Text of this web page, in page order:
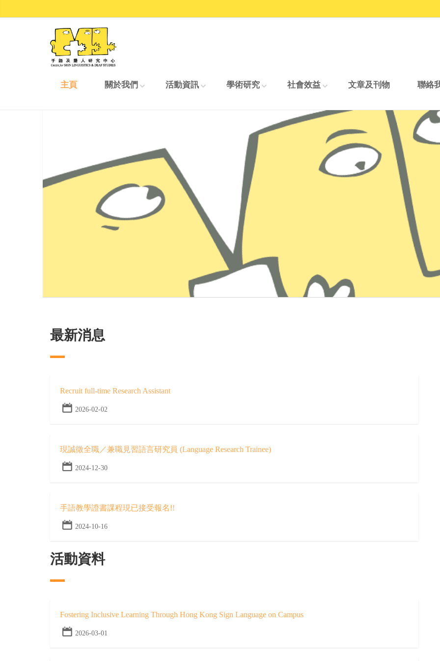
主頁 關於我們 活動資訊 學術研究 社會效益 文章及刊物 聯絡
最新消息
Recruit full-time Research Assistant
2026-02-02
現誠徵全職／兼職見習語言研究員 (Language Research Trainee)
2024-12-30
手語教學證書課程現已接受報名!!
2024-10-16
活動資料
Fostering Inclusive Learning Through Hong Kong Sign Language on Campus
2026-03-01